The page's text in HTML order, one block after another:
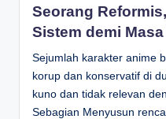
Seorang
Sistem demi
Sejumlah karakter anime
korup dan konservatif di
kuno dan tidak relevan
Sebagian Menyusun